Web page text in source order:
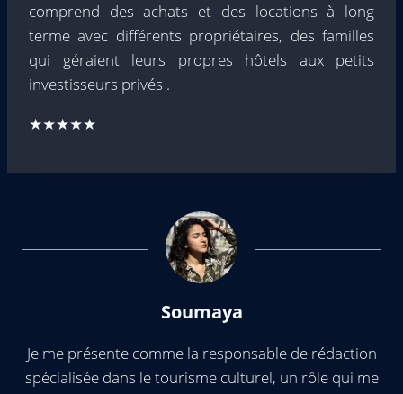
comprend des achats et des locations à long
terme avec différents propriétaires, des familles
qui géraient leurs propres hôtels aux petits
investisseurs privés .
★★★★★
Soumaya
Je me présente comme la responsable de rédaction
spécialisée dans le tourisme culturel, un rôle qui me